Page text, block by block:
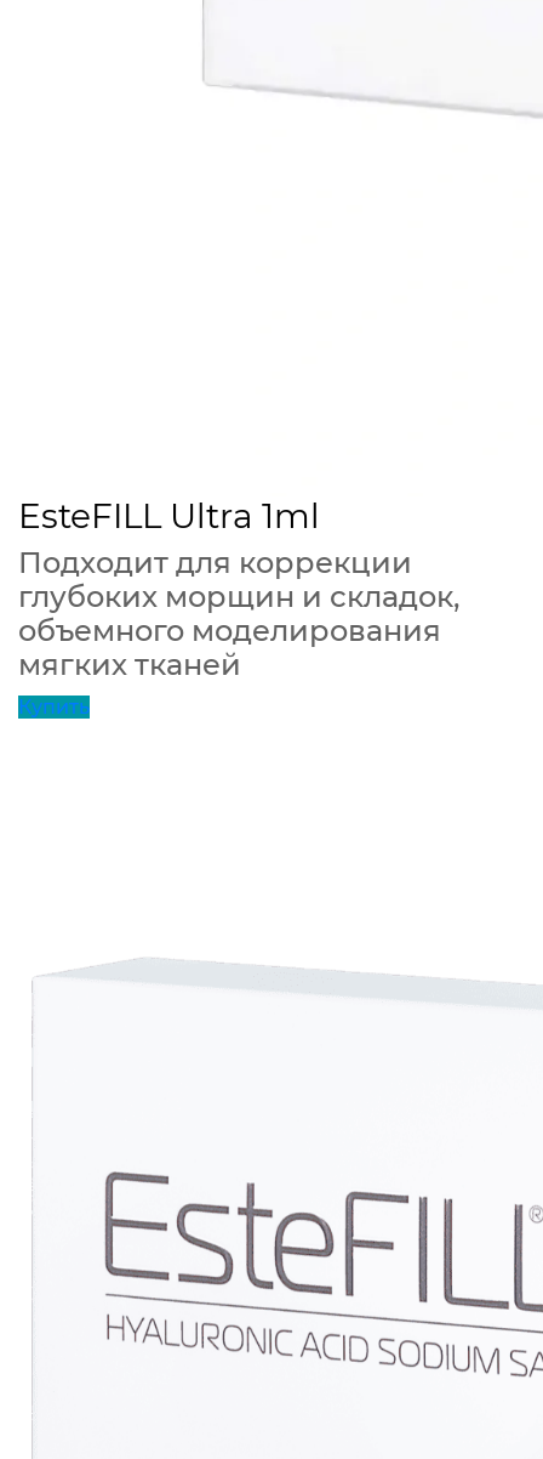
EsteFILL Ultra 1ml
Подходит для коррекции
глубоких морщин и складок,
объемного моделирования
мягких тканей
Купить